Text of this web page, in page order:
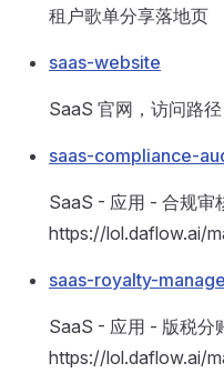
租户歌单分享落地页
saas-website
SaaS 官网，访问路
saas-compliance-
SaaS - 应用 - 合规审
https://lol.daflow.ai/
saas-royalty-
SaaS - 应用 - 版税分
https://lol.daflow.ai/